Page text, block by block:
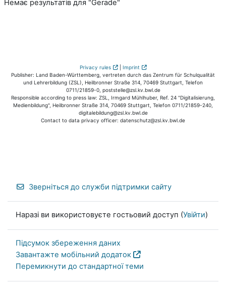
Немає результатів для "Gerade"
Privacy rules | Imprint
Publisher: Land Baden-Württemberg, vertreten durch das Zentrum für Schulqualität
und Lehrerbildung (ZSL), Heilbronner Straße 314, 70469 Stuttgart, Telefon
0711/21859-0, poststelle@zsl.kv.bwl.de
Responsible according to press law: ZSL, Irmgard Mühlhuber, Ref. 24 "Digitalisierung,
Medienbildung", Heilbronner Straße 314, 70469 Stuttgart, Telefon 0711/21859-240,
digitalebildung@zsl.kv.bwl.de
Contact to data privacy officer: datenschutz@zsl.kv.bwl.de
Зверніться до служби підтримки сайту
Наразі ви використовуєте гостьовий доступ (Увійти)
Підсумок збереження даних
Завантажте мобільний додаток
Перемикнути до стандартної теми